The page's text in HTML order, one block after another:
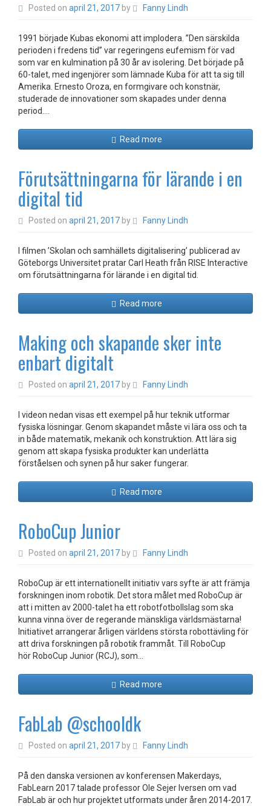
Posted on april 21, 2017 by Fanny Lindh
1991 började Kubas ekonomi att implodera. ”Den särskilda
perioden i fredens tid” var regeringens eufemism för vad
som var en kulmination på 30 år av isolering. Det började på
60-talet, med ingenjörer som lämnade Kuba för att ta sig till
Amerika. Ernesto Oroza, en formgivare och konstnär,
studerade de innovationer som skapades under denna
period.…
Read more
Förutsättningarna för lärande i en
digital tid
Posted on april 21, 2017 by Fanny Lindh
I filmen ’Skolan och samhällets digitalisering’ publicerad av
Göteborgs Universitet pratar Carl Heath från RISE Interactive
om förutsättningarna för lärande i en digital tid.
Read more
Making och skapande sker inte
enbart digitalt
Posted on april 21, 2017 by Fanny Lindh
I videon nedan visas ett exempel på hur teknik utformar
fysiska lösningar. Genom skapandet måste vi lära oss och ta
in både matematik, mekanik och konstruktion. Att lära sig
genom att skapa fysiska produkter kan underlätta
förståelsen och synen på hur saker fungerar.
Read more
RoboCup Junior
Posted on april 21, 2017 by Fanny Lindh
RoboCup är ett internationellt initiativ vars syfte är att främja
forskningen inom robotik. Det stora målet med RoboCup är
att i mitten av 2000-talet ha ett robotfotbollslag som ska
kunna vinna över de regerande mänskliga världsmästarna!
Initiativet arrangerar årligen världens största robottävling för
att driva forskningen på robotik frammåt. Till RoboCup
hör RoboCup Junior (RCJ), som…
Read more
FabLab @schooldk
Posted on april 21, 2017 by Fanny Lindh
På den danska versionen av konferensen Makerdays,
FabLearn 2017 talade professor Ole Sejer Iversen om vad
FabLab är och hur projektet utformats under åren 2014-2017.